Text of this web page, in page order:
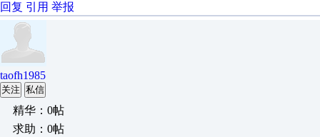
回复 引用 举报
taofh1985
关注 私信
精华：0帖
求助：0帖